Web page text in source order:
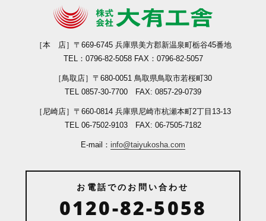
［本 店］ 〒669-6745 兵庫県美方郡新温泉町栃谷45番地
TEL：0796-82-5058 FAX：0796-82-5057
［鳥取店］ 〒680-0051 鳥取県鳥取市若桜町30
TEL 0857-30-7700 FAX: 0857-29-0739
［尼崎店］ 〒660-0814 兵庫県尼崎市杭瀬本町2丁目13-13
TEL 06-7502-9103 FAX: 06-7505-7182
E-mail： info@taiyukosha.com
お電話でのお問い合わせ
0120-82-5058